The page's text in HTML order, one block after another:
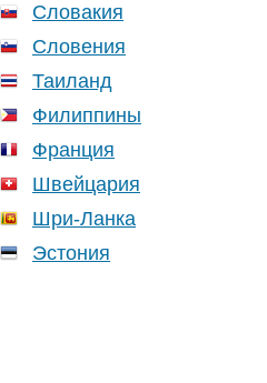
Словакия
Словения
Таиланд
Филиппины
Франция
Швейцария
Шри-Ланка
Эстония